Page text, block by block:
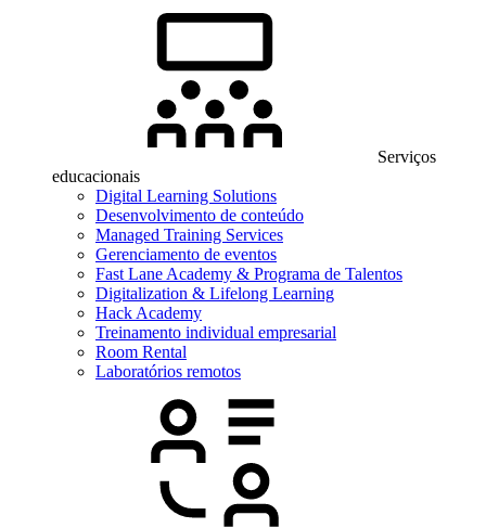
Serviços
educacionais
Digital Learning Solutions
Desenvolvimento de conteúdo
Managed Training Services
Gerenciamento de eventos
Fast Lane Academy & Programa de Talentos
Digitalization & Lifelong Learning
Hack Academy
Treinamento individual empresarial
Room Rental
Laboratórios remotos